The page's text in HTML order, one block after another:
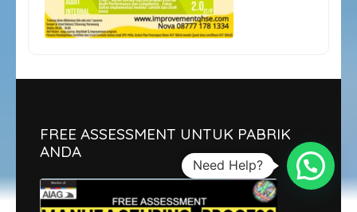
FREE ASSESSMENT UNTUK PABRIK
ANDA
Need Help?